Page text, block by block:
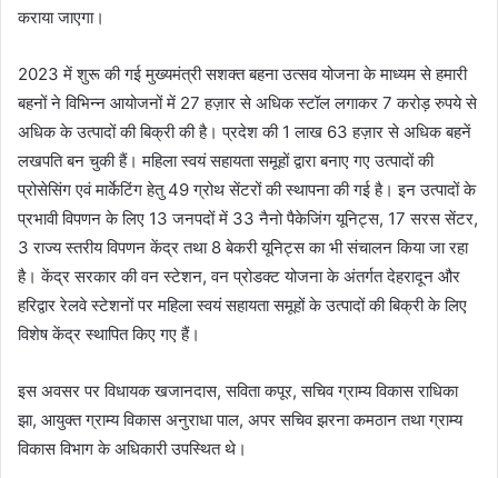
कराया जाएगा।
2023 में शुरू की गई मुख्यमंत्री सशक्त बहना उत्सव योजना के माध्यम से हमारी
बहनों ने विभिन्न आयोजनों में 27 हज़ार से अधिक स्टॉल लगाकर 7 करोड़ रुपये से
अधिक के उत्पादों की बिक्री की है। प्रदेश की 1 लाख 63 हज़ार से अधिक बहनें
लखपति बन चुकी हैं। महिला स्वयं सहायता समूहों द्वारा बनाए गए उत्पादों की
प्रोसेसिंग एवं मार्केटिंग हेतु 49 ग्रोथ सेंटरों की स्थापना की गई है। इन उत्पादों के
प्रभावी विपणन के लिए 13 जनपदों में 33 नैनो पैकेजिंग यूनिट्स, 17 सरस सेंटर,
3 राज्य स्तरीय विपणन केंद्र तथा 8 बेकरी यूनिट्स का भी संचालन किया जा रहा
है। केंद्र सरकार की वन स्टेशन, वन प्रोडक्ट योजना के अंतर्गत देहरादून और
हरिद्वार रेलवे स्टेशनों पर महिला स्वयं सहायता समूहों के उत्पादों की बिक्री के लिए
विशेष केंद्र स्थापित किए गए हैं।
इस अवसर पर विधायक खजानदास, सविता कपूर, सचिव ग्राम्य विकास राधिका
झा, आयुक्त ग्राम्य विकास अनुराधा पाल, अपर सचिव झरना कमठान तथा ग्राम्य
विकास विभाग के अधिकारी उपस्थित थे।